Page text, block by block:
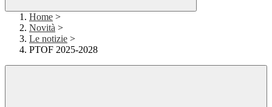
Home >
Novità >
Le notizie >
PTOF 2025-2028